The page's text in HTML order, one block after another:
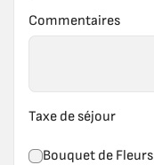
Commentaires
Taxe de séjour
Bouquet de Fleurs